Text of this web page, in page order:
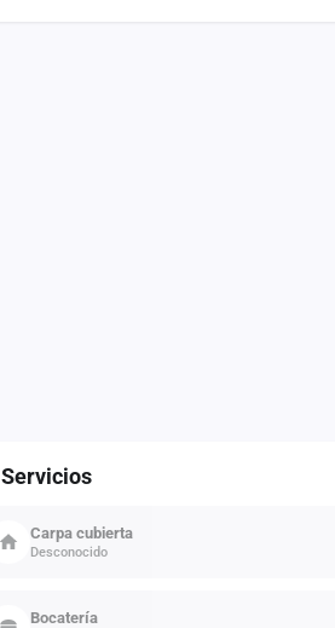
Servicios
Carpa cubierta
Desconocido
Bocatería